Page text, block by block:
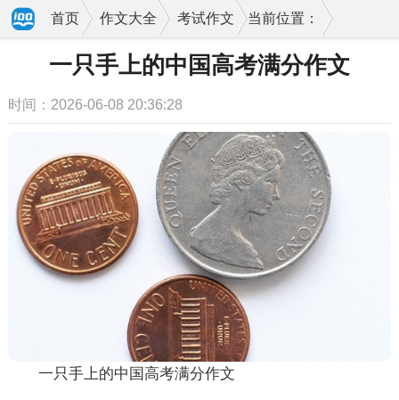
当前位置：
首页 作文大全 考试作文
一只手上的中国高考满分作文
时间：2026-06-08 20:36:28
一只手上的中国高考满分作文